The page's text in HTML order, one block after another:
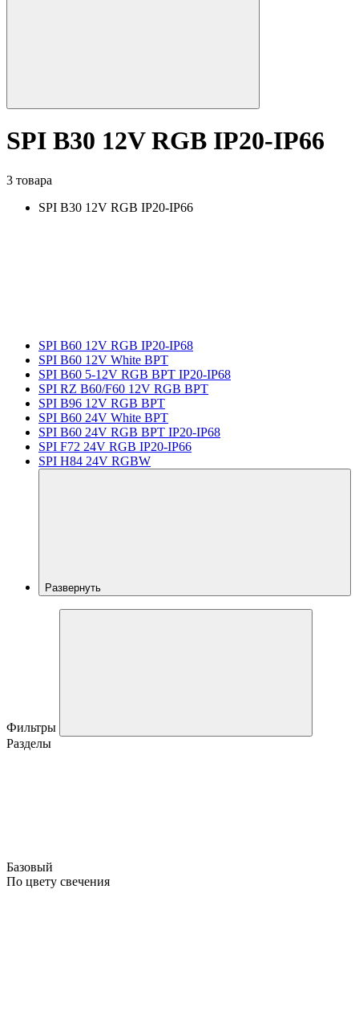
SPI B30 12V RGB IP20-IP66
3 товара
SPI B30 12V RGB IP20-IP66
SPI B60 12V RGB IP20-IP68
SPI B60 12V White BPT
SPI B60 5-12V RGB BPT IP20-IP68
SPI RZ B60/F60 12V RGB BPT
SPI B96 12V RGB BPT
SPI B60 24V White BPT
SPI B60 24V RGB BPT IP20-IP68
SPI F72 24V RGB IP20-IP66
SPI H84 24V RGBW
Развернуть
Фильтры
Разделы
Базовый
По цвету свечения